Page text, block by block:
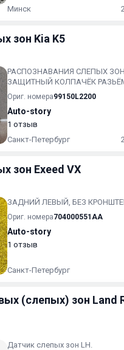
Минск
зон Kia K5
РАСПОЗНАВАНИЯ СЛЕПЫХ
ЗАЩИТНЫЙ КОЛПАЧЁК
Ориг. номера99150L2200
Auto-story
1 отзыв
Санкт-Петербург
зон Exeed VX
ЗАДНИЙ ЛЕВЫЙ, БЕЗ
Ориг. номера704000551AA
Auto-story
1 отзыв
Санкт-Петербург
(слепых) зон Land
Датчик слепых зон LH.